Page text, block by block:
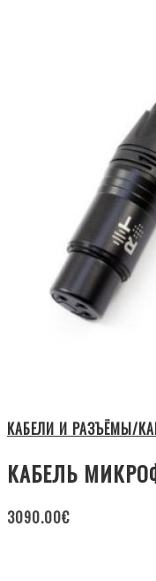
КАБЕЛИ И РАЗЪЁМЫ/
КАБЕЛЬ
3090.00€